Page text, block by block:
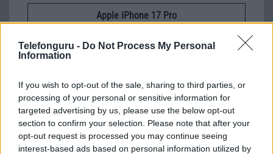
Telefonguru - Do Not Process My Personal
Information
If you wish to opt-out of the sale, sharing to third parties, or
processing of your personal or sensitive information for
targeted advertising by us, please use the below opt-out
section to confirm your selection. Please note that after your
opt-out request is processed you may continue seeing
interest-based ads based on personal information utilized by
Apple iPhone 17 Pro
Nyugati GSM
435.000 Ft (új)